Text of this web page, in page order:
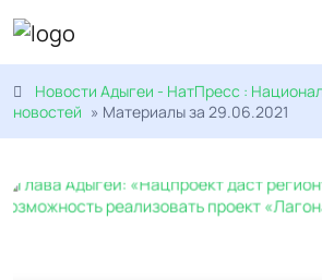
Новости Адыгеи - НатПресс :
новостей » Материалы за 29.06.2021